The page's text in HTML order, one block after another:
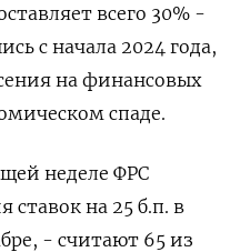
всего 30% -
с начала 2024 года,
на финансовых
спаде.
неделе ФРС
ставок на 25 б.п. в
- считают 65 из